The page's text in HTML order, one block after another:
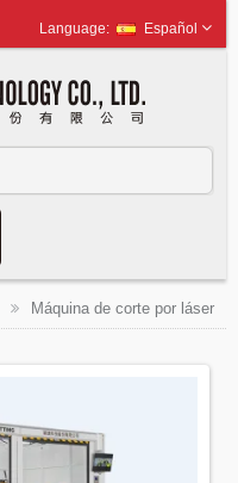
Español
Máquina de corte por láser